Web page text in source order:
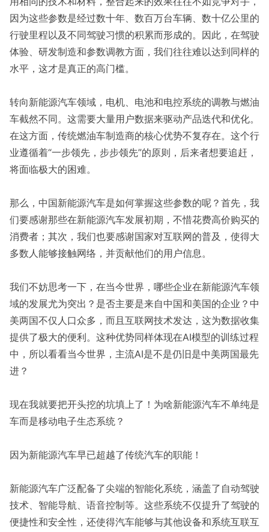
因为这些参数是经过数十年、数百万台车辆、数十亿公里的
行驶里程以及不同驾驶习惯的积累而形成的。因此，在驾驶
体验、研发制造和参数调教方面，我们往往难以达到同样的
水平，这才是真正的高门槛。
转向新能源汽车领域，电机、电池和电控系统的调教与燃油
车截然不同。这需要大量用户数据来驱动产品迭代和优化。
在这方面，传统燃油车制造商的核心优势不复存在。这个行
业遵循着“一步领先，步步领先”的原则，后来者想要追赶，
将面临极大的困难。
那么，中国新能源汽车是如何掌握这些参数的呢？首先，我
们要感谢那些在新能源汽车发展初期，不惜花费高价购买的
消费者；其次，我们也要感谢国家对互联网的普及，使得大
多数人能够接触网络，并贡献他们的用户信息。
我们不妨思考一下，在当今世界，哪些企业在新能源汽车领
域的发展尤为突出？是否主要是来自中国和美国的企业？中
美两国不仅人口众多，而且互联网技术发达，这为数据收集
提供了极大的便利。这种优势同样体现在AI模型的训练过程
中，所以看看当今世界，主流AI是不是仍旧是中美两国最先
进？
现在我就要把开头挖的坑填上了！为啥新能源汽车不单纯是
车而是移动电子生态系统？
因为新能源汽车早已超越了传统汽车的职能！
新能源汽车广泛配备了尖端的智能化系统，涵盖了自动驾驶
技术、智能导航、语音控制等。这些系统不仅提升了驾驶的
便捷性和安全性，还使得汽车能够与其他设备和系统互联互